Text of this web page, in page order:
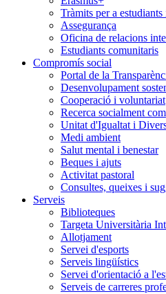
Tràmits per a
Assegurança
Oficina de relacions
Estudiants comunitaris
Compromís social
Portal de la
Desenvolupament
Cooperació i voluntariat
Recerca socialment
Unitat d'Igualtat i
Medi ambient
Salut mental i benestar
Beques i ajuts
Activitat pastoral
Consultes, queixes i
Serveis
Biblioteques
Targeta Universitària
Allotjament
Servei d'esports
Serveis lingüístics
Servei d'orientació a
Serveis de carreres